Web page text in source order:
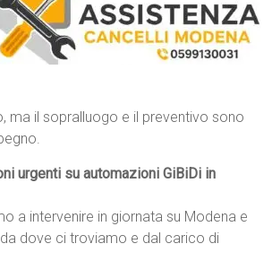
ma il sopralluogo e il preventivo sono
urgenti su automazioni GiBiDi in
a intervenire in giornata su Modena e
dove ci troviamo e dal carico di